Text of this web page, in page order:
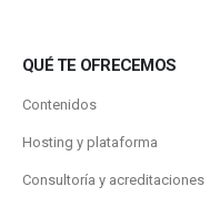
QUÉ TE OFRECEMOS
Contenidos
Hosting y plataforma
Consultoría y acreditaciones